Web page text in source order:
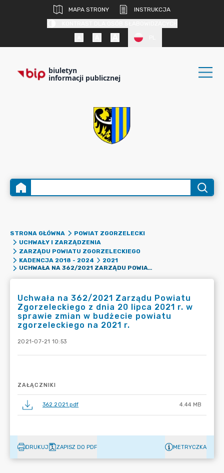
MAPA STRONY
INSTRUKCJA
biuletyn
informacji publicznej
STRONA GŁÓWNA
POWIAT ZGORZELECKI
UCHWAŁY I ZARZĄDZENIA
ZARZĄDU POWIATU ZGORZELECKIEGO
KADENCJA 2018 - 2024
2021
UCHWAŁA NA 362/2021 ZARZĄDU POWIATU ZGORZELECKIEGO Z DNIA 20 LIPCA 2021 R. W SPRAWIE ZMIAN W BUDŻECIE POWIATU ZGORZELECKIEGO NA 2021 R.
Uchwała na 362/2021 Zarządu Powiatu
Zgorzeleckiego z dnia 20 lipca 2021 r. w
sprawie zmian w budżecie powiatu
zgorzeleckiego na 2021 r.
2021-07-21 10:53
ZAŁĄCZNIKI
362.2021.pdf 4.44 MB
DRUKUJ ZAPISZ DO PDF METRYCZKA